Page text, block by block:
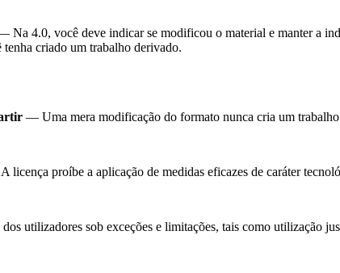
Na 4.0, você deve indicar se modificou o material e manter a
tenha criado um trabalho derivado.
— Uma mera modificação do formato nunca cria um
licença proíbe a aplicação de medidas eficazes de caráter
utilizadores sob exceções e limitações, tais como utilização